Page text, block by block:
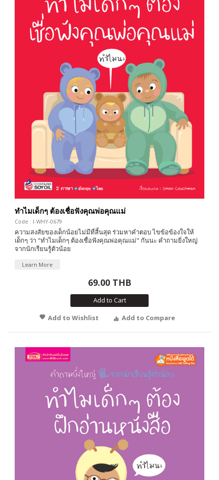
ทำไมเด็กๆ ต้องเชื่อฟังคุณพ่อคุณแม่
Code : I-WHY-0679
ความสงสัยของเด็กน้อยไม่มีที่สิ้นสุด ร่วมหาคำตอบ ไขข้อข้องใจให้
เด็กๆ ว่า "ทำไมเด็กๆ ต้องเชื่อฟังคุณพ่อคุณแม่" กันนะ คำถามยิ่งใหญ่
จากนักเรียนรู้ตัวน้อย
Learn More
69.00 THB
Add to Cart
Add to Wishlist
Add to Compare